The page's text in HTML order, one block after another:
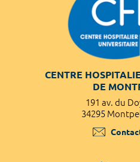
CENTRE
DE
191 av. du
34295